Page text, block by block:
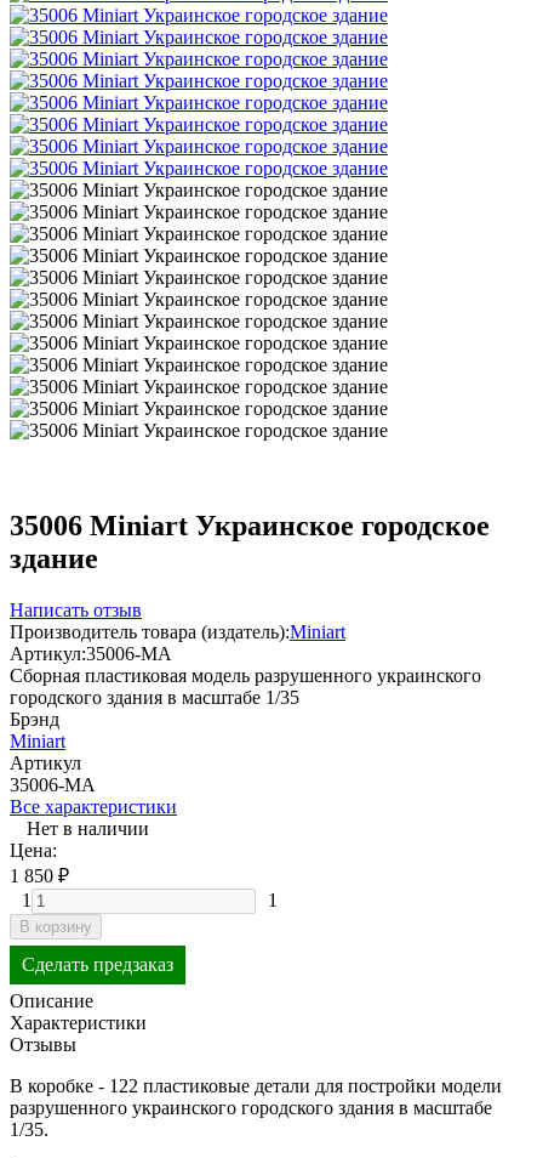
35006 Miniart Украинское городское
здание
Написать отзыв
Производитель товара (издатель):Miniart
Артикул:35006-MA
Сборная пластиковая модель разрушенного украинского
городского здания в масштабе 1/35
Брэнд
Miniart
Артикул
35006-MA
Все характеристики
Нет в наличии
Цена:
1 850 ₽
1
1
В корзину
Сделать предзаказ
Описание
Характеристики
Отзывы
В коробке - 122 пластиковые детали для постройки модели
разрушенного украинского городского здания в масштабе
1/35.